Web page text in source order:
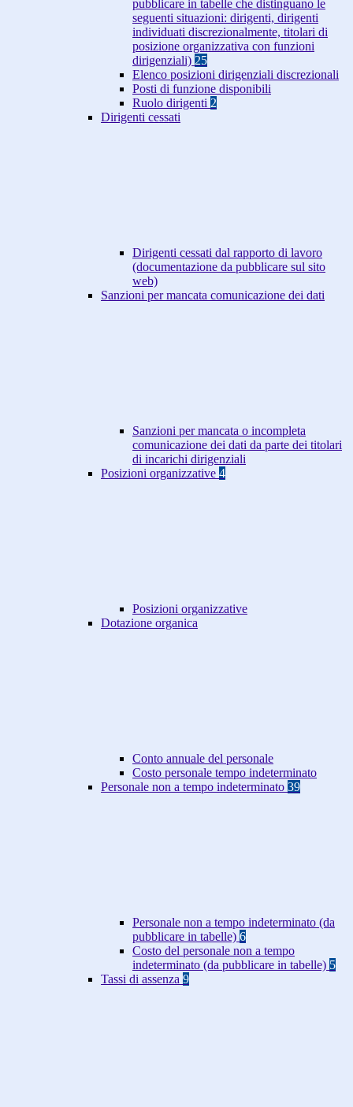
pubblicare in tabelle che distinguano le
seguenti situazioni: dirigenti, dirigenti
individuati discrezionalmente, titolari di
posizione organizzativa con funzioni
dirigenziali) 25
Elenco posizioni dirigenziali discrezionali
Posti di funzione disponibili
Ruolo dirigenti 2
Dirigenti cessati
Dirigenti cessati dal rapporto di lavoro
(documentazione da pubblicare sul sito
web)
Sanzioni per mancata comunicazione dei dati
Sanzioni per mancata o incompleta
comunicazione dei dati da parte dei titolari
di incarichi dirigenziali
Posizioni organizzative 4
Posizioni organizzative
Dotazione organica
Conto annuale del personale
Costo personale tempo indeterminato
Personale non a tempo indeterminato 39
Personale non a tempo indeterminato (da
pubblicare in tabelle) 6
Costo del personale non a tempo
indeterminato (da pubblicare in tabelle) 5
Tassi di assenza 9